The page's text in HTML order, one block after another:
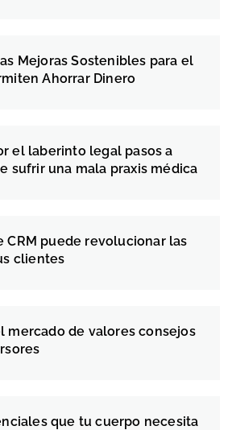
Mejoras Sostenibles para el
Ahorrar Dinero
el laberinto legal pasos a
sufrir una mala praxis médica
CRM puede revolucionar las
clientes
mercado de valores consejos
que tu cuerpo necesita